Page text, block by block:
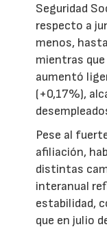
Seguridad
respecto a
menos,
mientras
aumentó
(+0,17%),
Pese al
afiliación,
distintas
interanual
estabilidad,
que en julio